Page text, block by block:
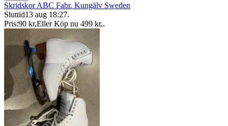
Skridskor ABC Fabr. Kungälv Sweden
Sluttid13 aug 18:27.
Pris:90 kr,Eller Köp nu 499 kr,.